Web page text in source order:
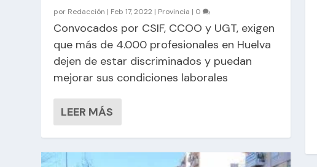
por Redacción | Feb 17, 2022 | Provincia | 0
Convocados por CSIF, CCOO y UGT, exigen
que más de 4.000 profesionales en Huelva
dejen de estar discriminados y puedan
mejorar sus condiciones laborales
LEER MÁS